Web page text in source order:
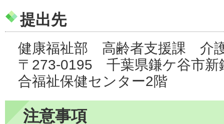
提出先
健康福祉部 高齢者支援課 介
〒273-0195 千葉県鎌ケ谷市
合福祉保健センター2階
注意事項